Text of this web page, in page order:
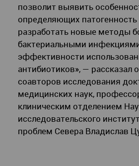
позволит выявить
определяющих патогенность
разработать новые методы
бактериальными
эффективности
антибиотиков», — рассказал
соавторов исследования
медицинских наук,
клиническим отделением
исследовательского
проблем Севера Владислав